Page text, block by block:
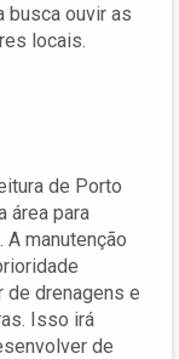
busca ouvir as
locais.
de Porto
área para
manutenção
de drenagens e
Isso irá
de